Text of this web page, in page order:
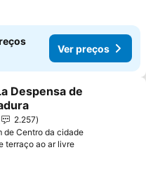
Ver preços
aos favoritos
Despensa de
2.257
de Centro da cidade
terraço ao ar livre